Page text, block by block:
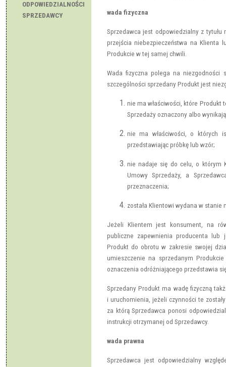
ODPOWIEDZIALNOŚCI
SPRZEDAWCY
wada fizyczna
Sprzedawca jest odpowiedzialny z
przejścia niebezpieczeństwa na Klienta
Produkcie w tej samej chwili.
Wada fizyczna polega na niezgodności
szczególności sprzedany Produkt jest
nie ma właściwości, które Produkt
Sprzedaży oznaczony albo
nie ma właściwości, o których
przedstawiając próbkę lub wzór;
nie nadaje się do celu, o którym
Umowy Sprzedaży, a
przeznaczenia;
została Klientowi wydana w stanie
Jeżeli Klientem jest konsument, na
publiczne zapewnienia producenta lub
Produkt do obrotu w zakresie swojej
umieszczenie na sprzedanym
oznaczenia odróżniającego przedstawia
Sprzedany Produkt ma wadę fizyczną
i uruchomienia, jeżeli czynności te
za którą Sprzedawca ponosi
instrukcji otrzymanej od Sprzedawcy.
wada prawna
Sprzedawca jest odpowiedzialny